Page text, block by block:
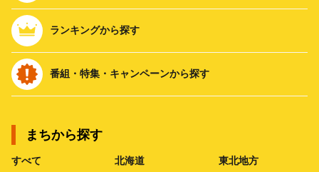
ランキングから探す
番組・特集・キャンペーンから探す
まちから探す
すべて 北海道 東北地方